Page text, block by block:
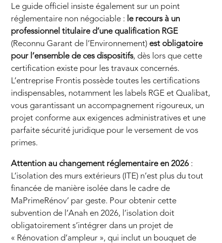
Le guide officiel insiste également sur un point
réglementaire non négociable : le recours à un
professionnel titulaire d’une qualification RGE
(Reconnu Garant de l’Environnement) est obligatoire
pour l’ensemble de ces dispositifs, dès lors que cette
certification existe pour les travaux concernés.
L’entreprise Frontis possède toutes les certifications
indispensables, notamment les labels RGE et Qualibat,
vous garantissant un accompagnement rigoureux, un
projet conforme aux exigences administratives et une
parfaite sécurité juridique pour le versement de vos
primes.
Attention au changement réglementaire en 2026 :
L’isolation des murs extérieurs (ITE) n’est plus du tout
financée de manière isolée dans le cadre de
MaPrimeRénov’ par geste. Pour obtenir cette
subvention de l’Anah en 2026, l’isolation doit
obligatoirement s’intégrer dans un projet de
« Rénovation d’ampleur », qui inclut un bouquet de